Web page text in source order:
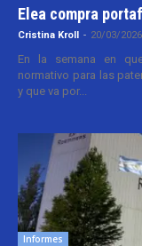
Elea compra
Cristina Kroll - 20/03/
En la semana en
normativo para las
y que va por...
Informes